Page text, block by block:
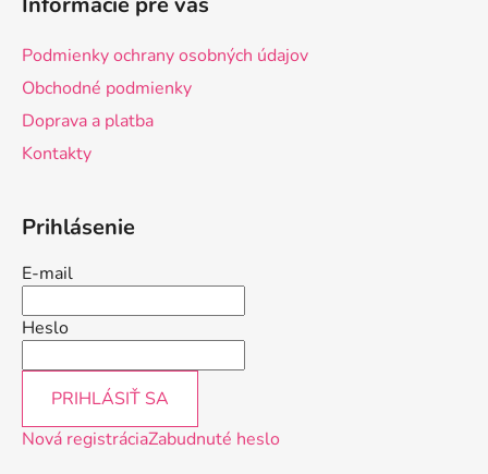
Podmienky ochrany osobných údajov
Obchodné podmienky
Doprava a platba
Kontakty
Prihlásenie
E-mail
Heslo
PRIHLÁSIŤ SA
Nová registráciaZabudnuté heslo